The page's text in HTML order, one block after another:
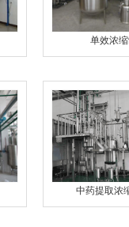
单效浓
中药提取浓